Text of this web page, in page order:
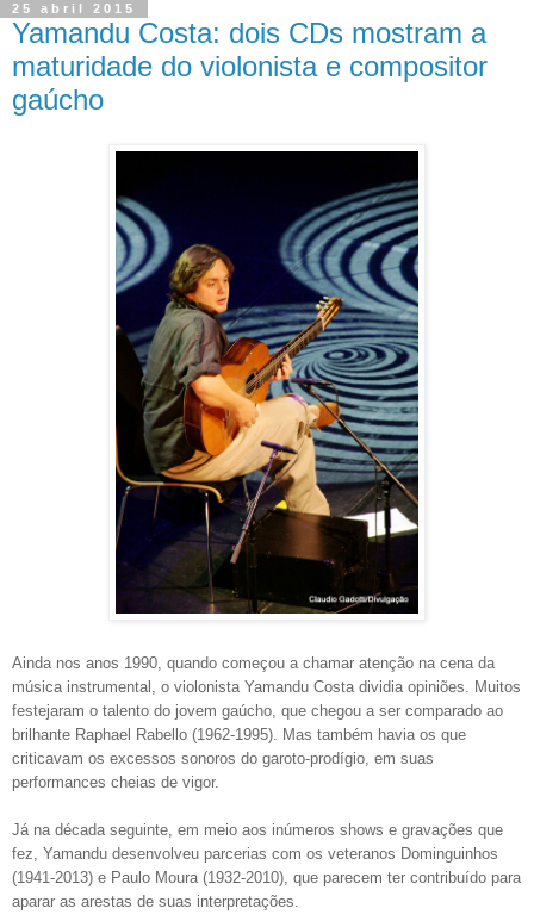
25 abril 2015
Yamandu Costa: dois CDs mostram a
maturidade do violonista e compositor
gaúcho
Ainda nos anos 1990, quando começou a chamar atenção na cena da
música instrumental, o violonista Yamandu Costa dividia opiniões. Muitos
festejaram o talento do jovem gaúcho, que chegou a ser comparado ao
brilhante Raphael Rabello (1962-1995). Mas também havia os que
criticavam os excessos sonoros do garoto-prodígio, em suas
performances cheias de vigor.
Já na década seguinte, em meio aos inúmeros shows e gravações que
fez, Yamandu desenvolveu parcerias com os veteranos Dominguinhos
(1941-2013) e Paulo Moura (1932-2010), que parecem ter contribuído para
aparar as arestas de suas interpretações.